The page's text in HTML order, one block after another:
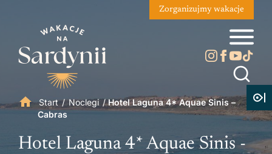
Zorganizujmy wakacje
Start/Noclegi/Hotel Laguna 4* Aquae Sinis –
Cabras
Hotel Laguna 4* Aquae Sinis -